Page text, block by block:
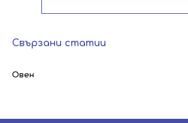
Свързани статии
Овен